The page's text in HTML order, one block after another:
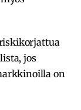
jos
on